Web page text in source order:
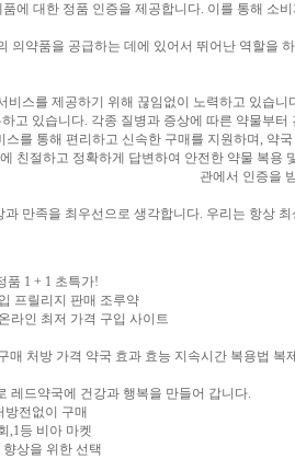
에 대한 정품 인증을 제공합니다. 이를 통해 소
의약품을 공급하는 데에 있어서 뛰어난 역할을
스를 제공하기 위해 끊임없이 노력하고 있습
고 있습니다. 각종 질병과 증상에 따른 약물부
를 통해 편리하고 신속한 구매를 지원하며, 약
친절하고 정확하게 답변하여 안전한 약물 복
관에서 인증을
과 만족을 최우선으로 생각합니다. 우리는 항상
품 1 + 1 초특가!
프릴리지 판매 조루약
라인 최저 가격 구입 사이트
처방 가격 약국 효과 효능 지속시간 복용법 복
레드약국에 건강과 행복을 만들어 갑니다.
방전없이 구매
,1등 비아 마켓
상을 위한 선택